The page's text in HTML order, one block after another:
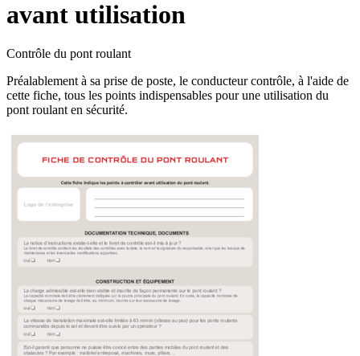
avant utilisation
Contrôle du pont roulant
Préalablement à sa prise de poste, le conducteur contrôle, à l'aide de
cette fiche, tous les points indispensables pour une utilisation du
pont roulant en sécurité.